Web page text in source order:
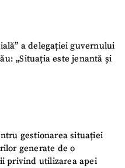
a delegației guvernului
„Situația este jenantă și
gestionarea situației
generate de o
privind utilizarea apei